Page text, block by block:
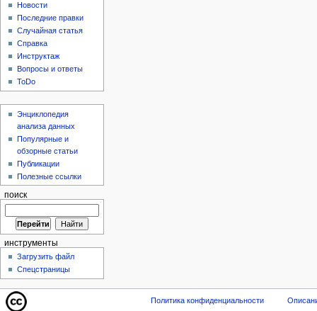
Новости
Последние правки
Случайная статья
Справка
Инструктаж
Вопросы и ответы
ToDo
Энциклопедия
анализа данных
Популярные и
обзорные статьи
Публикации
Полезные ссылки
поиск
инструменты
Загрузить файл
Спецстраницы
Политика конфиденциальности